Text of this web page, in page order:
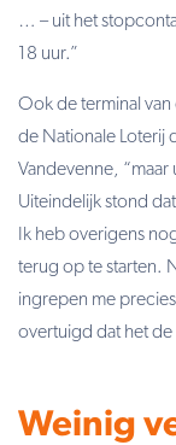
… – uit het
18 uur.”
Ook de terminal van
de Nationale Loterij
Vandevenne,
Uiteindelijk stond
Ik heb overigens
terug op te starten.
ingrepen me
overtuigd dat het
Weinig